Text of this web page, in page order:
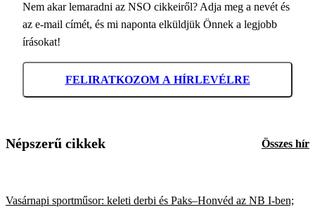
Nem akar lemaradni az NSO cikkeiről? Adja meg a nevét és
az e-mail címét, és mi naponta elküldjük Önnek a legjobb
írásokat!
FELIRATKOZOM A HÍRLEVÉLRE
Népszerű cikkek Összes hír
Vasárnapi sportműsor: keleti derbi és Paks–Honvéd az NB I-ben;